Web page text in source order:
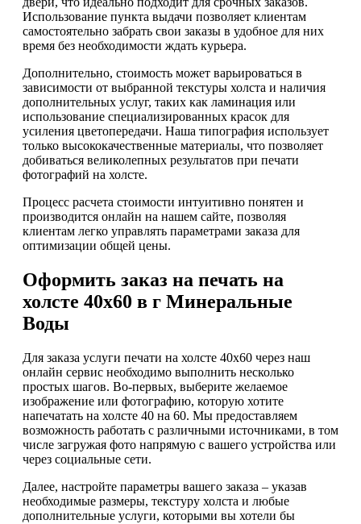
Использование пункта выдачи позволяет клиентам
самостоятельно забрать свои заказы в удобное для них
время без необходимости ждать курьера.
Дополнительно, стоимость может варьироваться в
зависимости от выбранной текстуры холста и наличия
дополнительных услуг, таких как ламинация или
использование специализированных красок для
усиления цветопередачи. Наша типография использует
только высококачественные материалы, что позволяет
добиваться великолепных результатов при печати
фотографий на холсте.
Процесс расчета стоимости интуитивно понятен и
производится онлайн на нашем сайте, позволяя
клиентам легко управлять параметрами заказа для
оптимизации общей цены.
Оформить заказ на печать на
холсте 40х60 в г Минеральные
Воды
Для заказа услуги печати на холсте 40х60 через наш
онлайн сервис необходимо выполнить несколько
простых шагов. Во-первых, выберите желаемое
изображение или фотографию, которую хотите
напечатать на холсте 40 на 60. Мы предоставляем
возможность работать с различными источниками, в том
числе загружая фото напрямую с вашего устройства или
через социальные сети.
Далее, настройте параметры вашего заказа – указав
необходимые размеры, текстуру холста и любые
дополнительные услуги, которыми вы хотели бы